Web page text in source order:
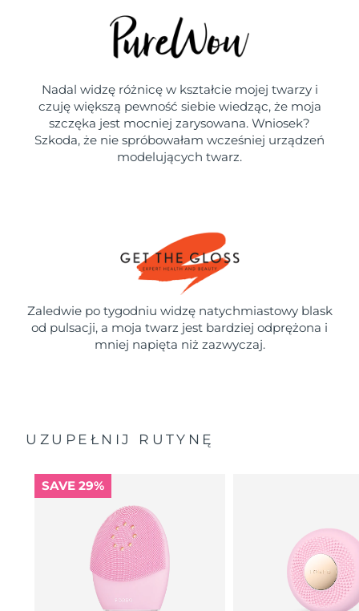
Nadal widzę różnicę w kształcie mojej twarzy i
czuję większą pewność siebie wiedząc, że moja
szczęka jest mocniej zarysowana. Wniosek?
Szkoda, że nie spróbowałam wcześniej urządzeń
modelujących twarz.
Zaledwie po tygodniu widzę natychmiastowy blask
od pulsacji, a moja twarz jest bardziej odprężona i
mniej napięta niż zazwyczaj.
UZUPEŁNIJ RUTYNĘ
SAVE 29%